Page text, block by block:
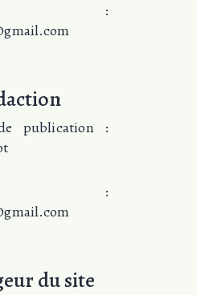
:
publication :
:
du site